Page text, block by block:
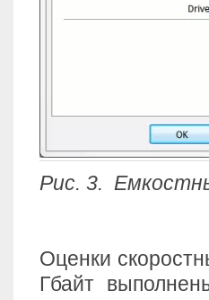
Рис. 3.
Оценки
Гбайт